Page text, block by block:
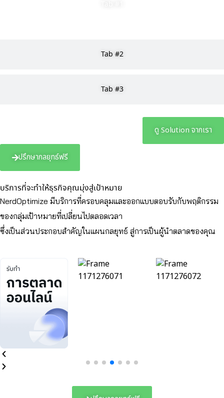
Tab #2
Tab #3
ดู Solution จากเรา
ปรึกษากลยุทธ์ฟรี
บริการที่จะทำให้ธุรกิจคุณมุ่งสู่เป้าหมาย
NerdOptimize มีบริการที่ครอบคลุมและออกแบบตอบรับกับพฤติกรรม
ของกลุ่มเป้าหมายที่เปลี่ยนไปตลอดเวลา
ซึ่งเป็นส่วนประกอบสำคัญในแผนกลยุทธ์ สู่การเป็นผู้นำตลาดของคุณ